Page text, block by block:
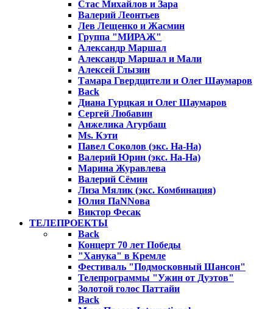
Стас Михайлов и Зара
Валерий Леонтьев
Лев Лещенко и Жасмин
Группа "МИРАЖ"
Александр Маршал
Александр Маршал и Мали
Алексей Глызин
Тамара Гвердцители и Олег Шаумаров
Back
Диана Гурцкая и Олег Шаумаров
Сергей Любавин
Анжелика Агурбаш
Ms. Кэти
Павел Соколов (экс. На-На)
Валерий Юрин (экс. На-На)
Марина Журавлева
Валерий Сёмин
Лиза Мялик (экс. Комбинация)
Юлия ПаNNова
Виктор Фесак
ТЕЛЕПРОЕКТЫ
Back
Концерт 70 лет Победы
"Ханука" в Кремле
Фестиваль "Подмосковный Шансон"
Телепрограммы "Ужин от Дуэтов"
Золотой голос Паттайи
Back